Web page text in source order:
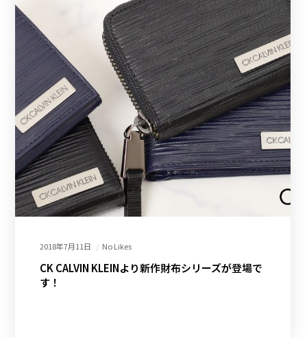
2018年7月11日 No Likes
CK CALVIN KLEINより新作財布シリーズが登場で
す！